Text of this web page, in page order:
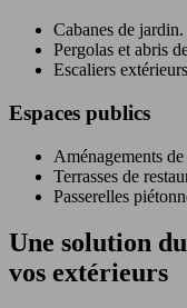
Cabanes de jardin.
Pergolas et abris
Escaliers
Espaces publics
Aménagements
Terrasses de
Passerelles
Une solution
vos extérieurs